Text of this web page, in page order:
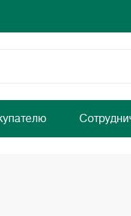
и уюта вашего
и уюта вашего дома